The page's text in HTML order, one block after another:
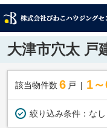
大津市穴太 戸
該当物件数 6 戸 1
絞り込み条件： なし